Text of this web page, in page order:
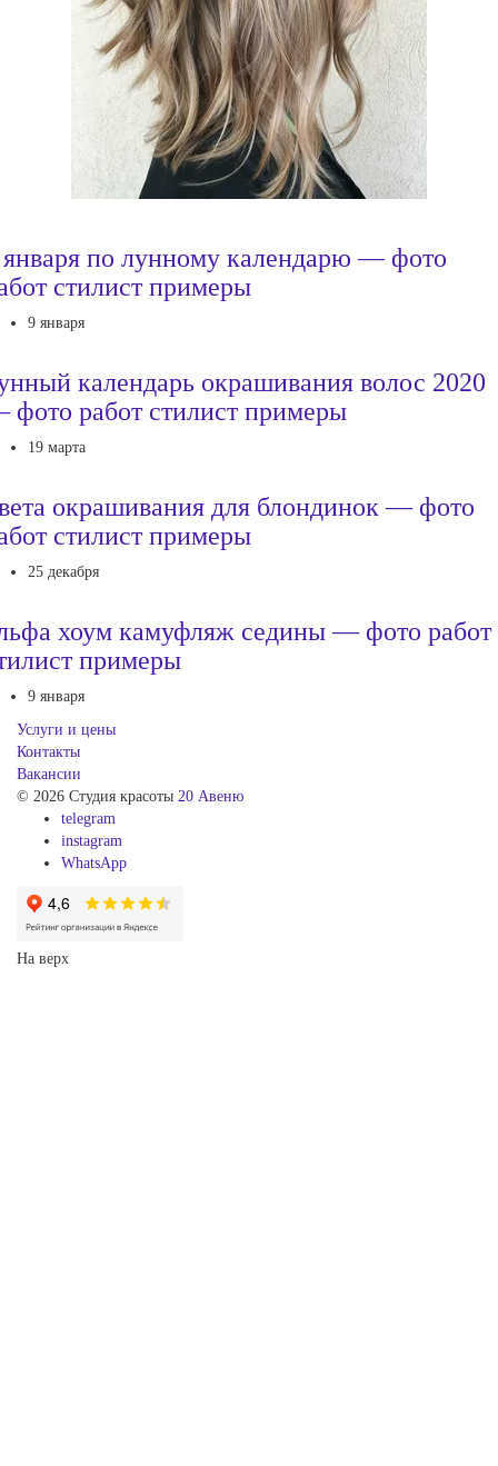
по лунному календарю — фото
стилист примеры
9 января
календарь окрашивания волос 2020
работ стилист примеры
19 марта
окрашивания для блондинок — фото
стилист примеры
25 декабря
хоум камуфляж седины — фото работ
примеры
9 января
Услуги и цены
Контакты
Вакансии
© 2026 Студия красоты 20 Авеню
telegram
instagram
WhatsApp
На верх